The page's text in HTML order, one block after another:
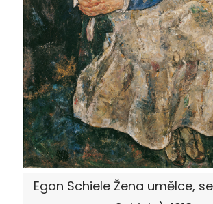
Egon Schiele Žena umělce,